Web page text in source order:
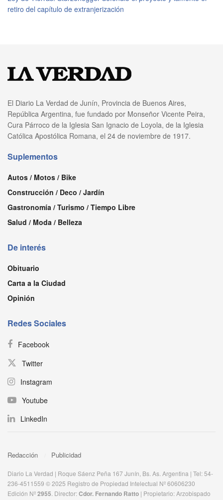
retiro del capítulo de extranjerización
El Diario La Verdad de Junín, Provincia de Buenos Aires,
República Argentina, fue fundado por Monseñor Vicente Peira,
Cura Párroco de la Iglesia San Ignacio de Loyola, de la Iglesia
Católica Apostólica Romana, el 24 de noviembre de 1917.
Suplementos
Autos / Motos / Bike
Construcción / Deco / Jardín
Gastronomía / Turismo / Tiempo Libre
Salud / Moda / Belleza
De interés
Obituario
Carta a la Ciudad
Opinión
Redes Sociales
Facebook
Twitter
Instagram
Youtube
LinkedIn
Redacción Publicidad
Diario La Verdad | Roque Sáenz Peña 167 Junín, Bs. As. Argentina | Tel: 54-
236-4511559 © 2025 Registro de Propiedad Intelectual Nº 60606230
Edición Nº2955 . Director:​Cdor. Fernando Ratto | Propietario:​ Arzobispado